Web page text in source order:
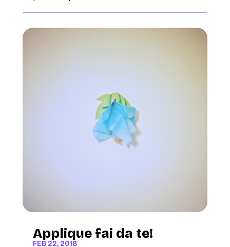
Applique fai da te!
FEB 22, 2018